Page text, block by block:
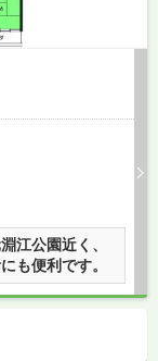
江公園近く、
も便利です。